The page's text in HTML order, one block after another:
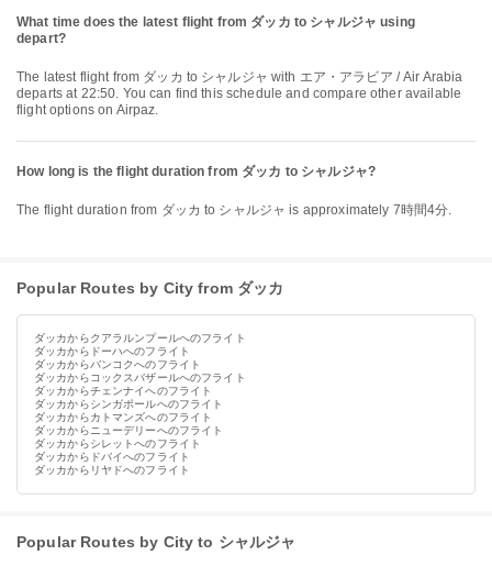
What time does the latest flight from ダッカ to シャルジャ using
depart?
The latest flight from ダッカ to シャルジャ with エア・アラビア / Air Arabia
departs at 22:50. You can find this schedule and compare other available
flight options on Airpaz.
How long is the flight duration from ダッカ to シャルジャ?
The flight duration from ダッカ to シャルジャ is approximately 7時間4分.
Popular Routes by City from ダッカ
ダッカからクアラルンプールへのフライト
ダッカからドーハへのフライト
ダッカからバンコクへのフライト
ダッカからコックスバザールへのフライト
ダッカからチェンナイへのフライト
ダッカからシンガポールへのフライト
ダッカからカトマンズへのフライト
ダッカからニューデリーへのフライト
ダッカからシレットへのフライト
ダッカからドバイへのフライト
ダッカからリヤドへのフライト
Popular Routes by City to シャルジャ